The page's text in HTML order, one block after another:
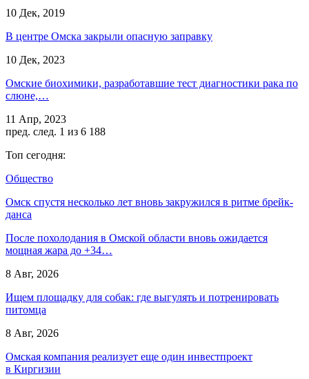
10 Дек, 2019
В центре Омска закрыли опасную заправку
10 Дек, 2023
Омские биохимики, разработавшие тест диагностики рака по
слюне,…
11 Апр, 2023
пред. след. 1 из 6 188
Топ сегодня:
Общество
Омск спустя несколько лет вновь закружился в ритме брейк-
данса
После похолодания в Омской области вновь ожидается
мощная жара до +34…
8 Авг, 2026
Ищем площадку для собак: где выгулять и потренировать
питомца
8 Авг, 2026
Омская компания реализует еще один инвестпроект
в Киргизии